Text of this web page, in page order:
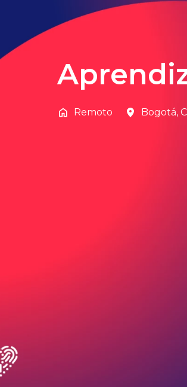
Remoto Bogotá,